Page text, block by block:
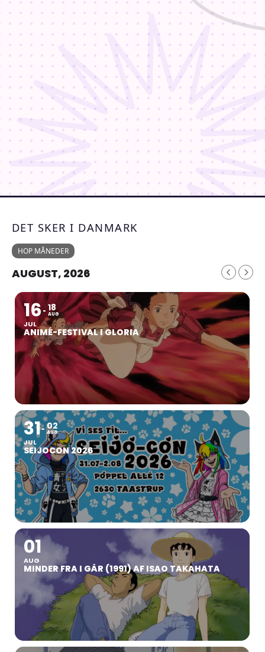
DET SKER I DANMARK
HOP MÅNEDER
AUGUST, 2026
16
JUL
18
AUG
ANIMÉ-FESTIVAL I GLORIA
31
JUL
02
AUG
SEIJOCON 2026
01
AUG
MINDER FRA I GÅR (1991) AF ISAO TAKAHATA